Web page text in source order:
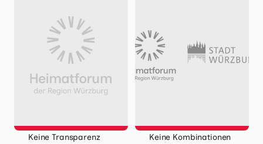
Keine Transparenz
Keine Kombinationen